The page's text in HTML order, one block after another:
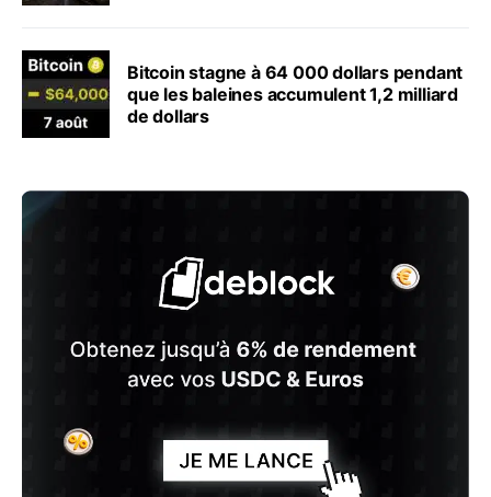
Bitcoin stagne à 64 000 dollars pendant
que les baleines accumulent 1,2 milliard
de dollars